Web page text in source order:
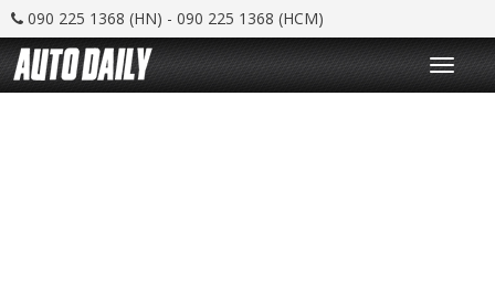
090 225 1368 (HN) - 090 225 1368 (HCM)
T
o
g